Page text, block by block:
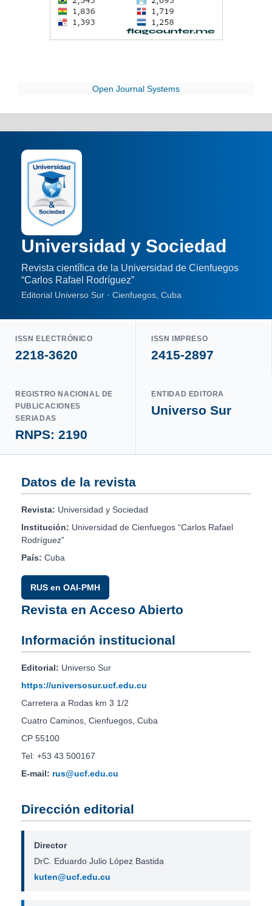
Open Journal Systems
Universidad y Sociedad
Revista científica de la Universidad de Cienfuegos
“Carlos Rafael Rodríguez”
Editorial Universo Sur · Cienfuegos, Cuba
ISSN ELECTRÓNICO
2218-3620
ISSN IMPRESO
2415-2897
REGISTRO NACIONAL DE
PUBLICACIONES
SERIADAS
RNPS: 2190
ENTIDAD EDITORA
Universo Sur
Datos de la revista
Revista: Universidad y Sociedad
Institución: Universidad de Cienfuegos “Carlos Rafael
Rodríguez”
País: Cuba
RUS en OAI-PMH
Revista en Acceso Abierto
Información institucional
Editorial: Universo Sur
https://universosur.ucf.edu.cu
Carretera a Rodas km 3 1/2
Cuatro Caminos, Cienfuegos, Cuba
CP 55100
Tel: +53 43 500167
E-mail: rus@ucf.edu.cu
Dirección editorial
Director
DrC. Eduardo Julio López Bastida
kuten@ucf.edu.cu